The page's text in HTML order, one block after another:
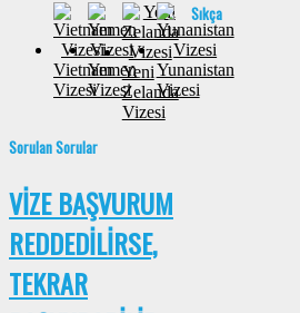
Vietnam
Vizesi
Yemen
Vizesi
Yeni
Zelanda
Vizesi
Yunanistan
Vizesi
Sıkça
Sorulan Sorular
VİZE BAŞVURUM
REDDEDİLİRSE,
TEKRAR